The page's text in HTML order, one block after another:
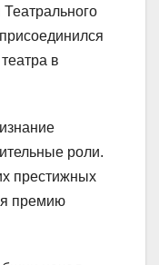
Театрального
в
роли.
престижных
премию